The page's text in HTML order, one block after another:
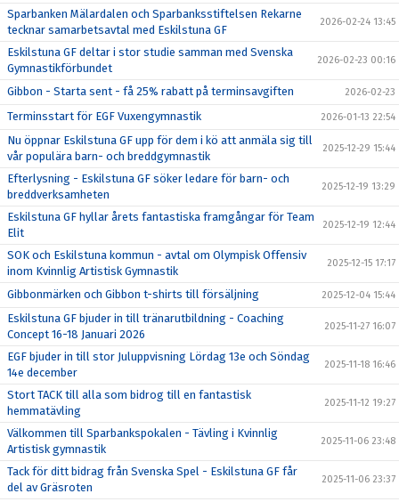
Sparbanken Mälardalen och Sparbanksstiftelsen Rekarne
tecknar samarbetsavtal med Eskilstuna GF
2026-02-24 13:45
Eskilstuna GF deltar i stor studie samman med Svenska
Gymnastikförbundet
2026-02-23 00:16
Gibbon - Starta sent - få 25% rabatt på terminsavgiften 2026-02-23
Terminsstart för EGF Vuxengymnastik 2026-01-13 22:54
Nu öppnar Eskilstuna GF upp för dem i kö att anmäla sig till
vår populära barn- och breddgymnastik
2025-12-29 15:44
Efterlysning - Eskilstuna GF söker ledare för barn- och
breddverksamheten
2025-12-19 13:29
Eskilstuna GF hyllar årets fantastiska framgångar för Team
Elit
2025-12-19 12:44
SOK och Eskilstuna kommun - avtal om Olympisk Offensiv
inom Kvinnlig Artistisk Gymnastik
2025-12-15 17:17
Gibbonmärken och Gibbon t-shirts till försäljning 2025-12-04 15:44
Eskilstuna GF bjuder in till tränarutbildning - Coaching
Concept 16-18 Januari 2026
2025-11-27 16:07
EGF bjuder in till stor Juluppvisning Lördag 13e och Söndag
14e december
2025-11-18 16:46
Stort TACK till alla som bidrog till en fantastisk
hemmatävling
2025-11-12 19:27
Välkommen till Sparbankspokalen - Tävling i Kvinnlig
Artistisk gymnastik
2025-11-06 23:48
Tack för ditt bidrag från Svenska Spel - Eskilstuna GF får
del av Gräsroten
2025-11-06 23:37